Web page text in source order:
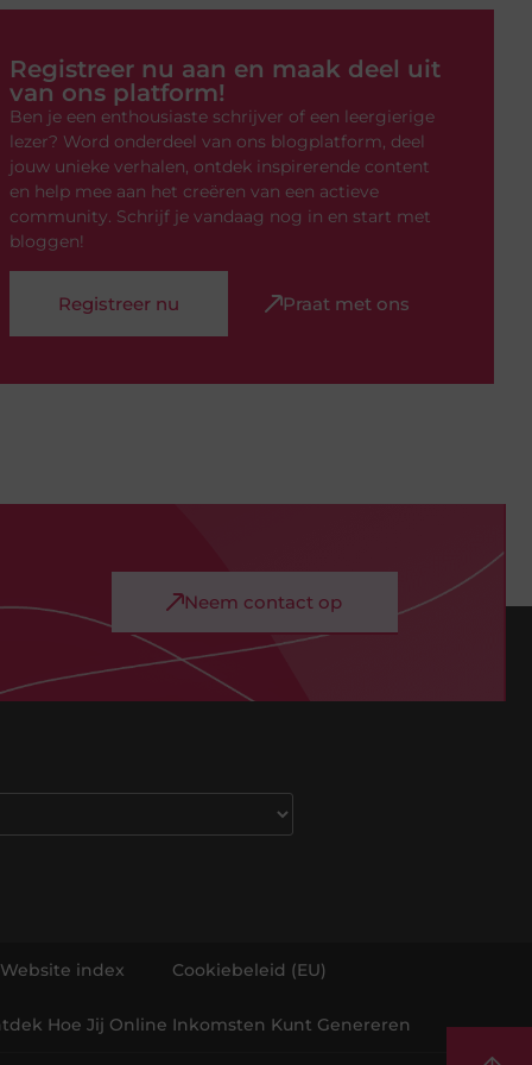
Registreer nu aan en maak deel uit
van ons platform!
Ben je een enthousiaste schrijver of een leergierige
lezer? Word onderdeel van ons blogplatform, deel
jouw unieke verhalen, ontdek inspirerende content
en help mee aan het creëren van een actieve
community. Schrijf je vandaag nog in en start met
bloggen!
Registreer nu Praat met ons
Neem contact op
Website index Cookiebeleid (EU)
Hoe Jij Online Inkomsten Kunt Genereren